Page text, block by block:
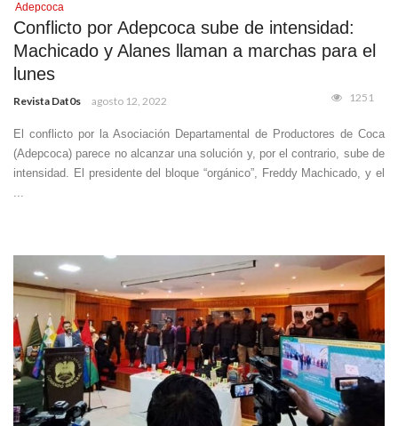
Adepcoca
Conflicto por Adepcoca sube de intensidad:
Machicado y Alanes llaman a marchas para el
lunes
Revista Dat0s agosto 12, 2022 1251
El conflicto por la Asociación Departamental de Productores de Coca
(Adepcoca) parece no alcanzar una solución y, por el contrario, sube de
intensidad. El presidente del bloque “orgánico”, Freddy Machicado, y el
...